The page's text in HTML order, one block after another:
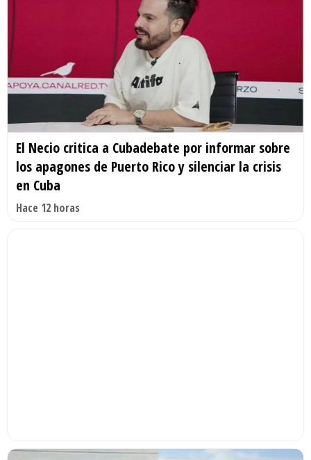
El Necio critica a Cubadebate por informar sobre
los apagones de Puerto Rico y silenciar la crisis
en Cuba
Hace 12 horas